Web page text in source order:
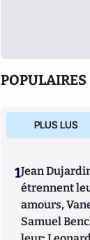
POPULAIRES
PLUS LUS
1Jean
étrennent
amours,
Samuel